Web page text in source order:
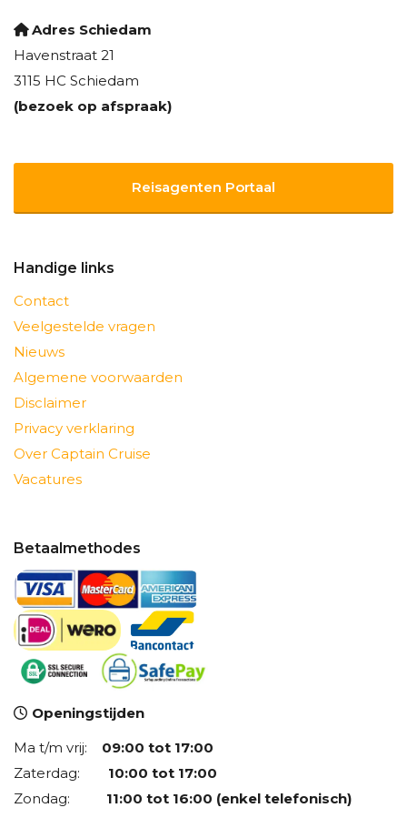
Adres Schiedam
Havenstraat 21
3115 HC Schiedam
(bezoek op afspraak)
Reisagenten Portaal
Handige links
Contact
Veelgestelde vragen
Nieuws
Algemene voorwaarden
Disclaimer
Privacy verklaring
Over Captain Cruise
Vacatures
Betaalmethodes
Openingstijden
Ma t/m vrij: 09:00 tot 17:00
Zaterdag: 10:00 tot 17:00
Zondag: 11:00 tot 16:00 (enkel telefonisch)